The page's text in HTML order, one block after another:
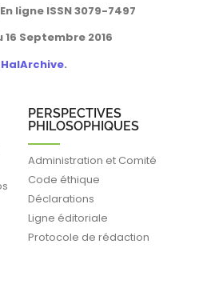
ligne ISSN 3079-7497
16 Septembre 2016
HalArchive.
PERSPECTIVES
PHILOSOPHIQUES
Administration et Comité
Code éthique
Déclarations
Ligne éditoriale
Protocole de rédaction